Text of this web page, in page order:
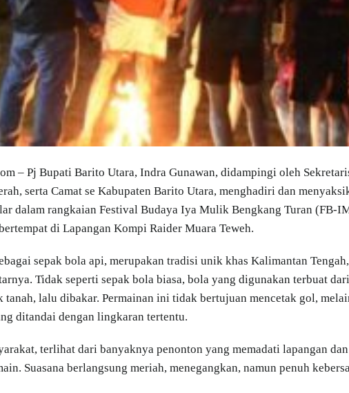
– Pj Bupati Barito Utara, Indra Gunawan, didampingi oleh
serta Camat se Kabupaten Barito Utara, menghadiri dan
dalam rangkaian Festival Budaya Iya Mulik Bengkang Turan (FB-
di Lapangan Kompi Raider Muara Teweh.
sepak bola api, merupakan tradisi unik khas Kalimantan Tengah,
Tidak seperti sepak bola biasa, bola yang digunakan terbuat
lalu dibakar. Permainan ini tidak bertujuan mencetak gol,
ditandai dengan lingkaran tertentu.
terlihat dari banyaknya penonton yang memadati lapangan
Suasana berlangsung meriah, menegangkan, namun penuh